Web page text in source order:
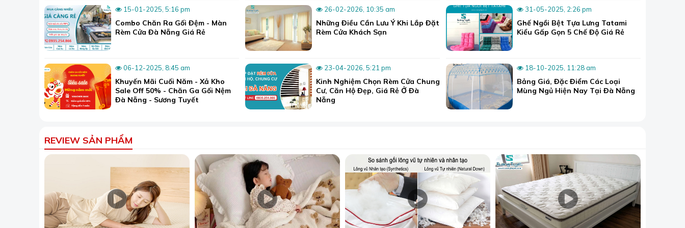
Chăn ga gối đệm Đà NẵngSương Tuyết.
Khi mua ra giường tại Sương Tuyết, khách hàng sẽ được tư vấn một cách chi tiết nhất về các dòng sản phẩm với các cấu
tạo, thành phần, màu sắc cũng như ưu điểm và hạn chế của nó để có được cái nhìn sâu sắc hơn, sau đó chọn mua được
một món hàng phù hợp.
Đặc biệt, đây là cửa hàng chuyên may đo trực tiếp theo yêu cầu của khách hàng với máy may đầy đủ, nhân lực có kinh
15-01-2025, 5:16 pm
Combo Chăn Ra Gối Đệm - Màn
Rèm Cửa Đà Nẵng Giá Rẻ
06-12-2025, 8:45 am
Khuyến Mãi Cuối Năm - Xả Kho
Sale Off 50% - Chăn Ga Gối Nệm
Đà Nẵng - Sương Tuyết
26-02-2026, 10:35 am
Những Điều Cần Lưu Ý Khi Lắp Đặt
Rèm Cửa Khách Sạn
23-04-2026, 5:21 pm
Kinh Nghiệm Chọn Rèm Cửa Chung
Cư, Căn Hộ Đẹp, Giá Rẻ Ở Đà
Nẵng
31-05-2025, 2:26 pm
Ghế Ngồi Bệt Tựa Lưng Tatami
Kiểu Gấp Gọn 5 Chế Độ Giá Rẻ
18-10-2025, 11:28 am
Bảng Giá, Đặc Điểm Các Loại
Mùng Ngủ Hiện Nay Tại Đà Nẵng
REVIEW SẢN PHẨM